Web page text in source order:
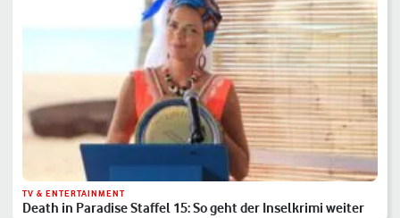
TV & ENTERTAINMENT
Death in Paradise Staffel 15: So geht der Inselkrimi weiter